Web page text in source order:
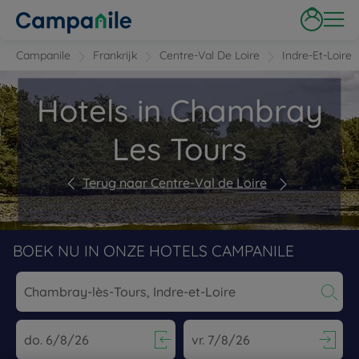
Campanile Frankrijk Centre-Val De Loire Indre-Et-Loire
Hotels in Chambray
Les Tours
Terug naar Centre-Val de Loire
BOEK NU IN ONZE HOTELS CAMPANILE